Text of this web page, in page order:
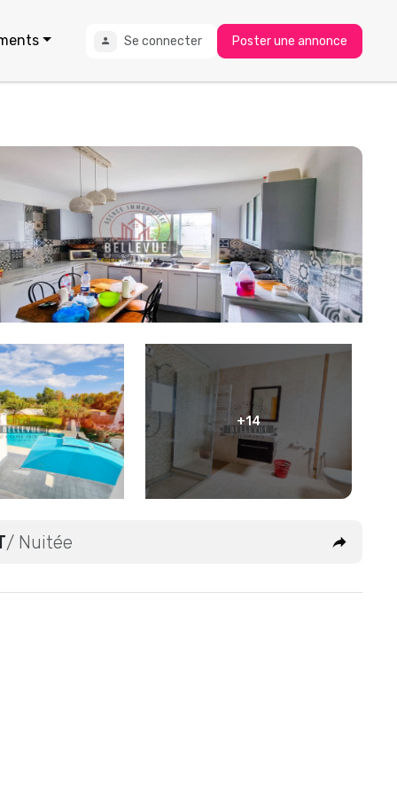
Se connecter Poster une annonce
+14
/ Nuitée